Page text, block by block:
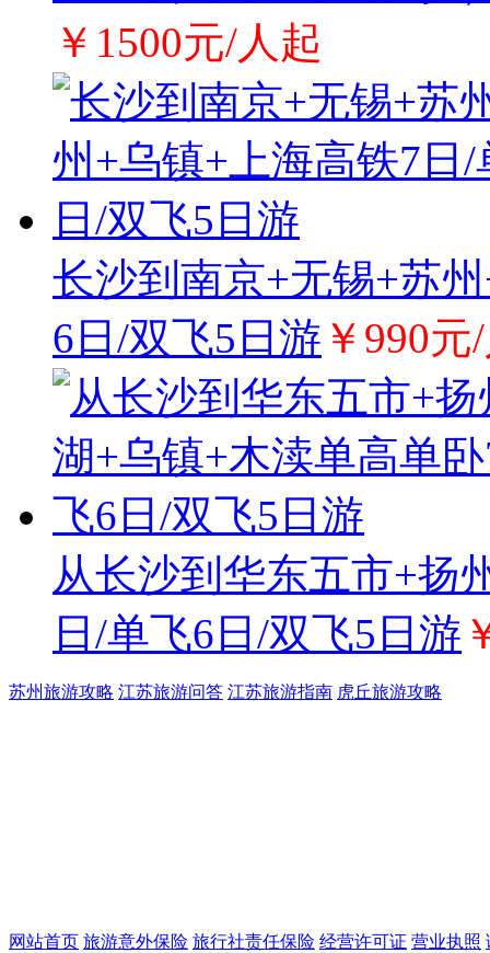
￥1500元/人起
长沙到南京+无锡+苏
6日/双飞5日游 ￥990元
从长沙到华东五市+扬
日/单飞6日/双飞5日游
苏州旅游攻略 江苏旅游问答 江苏旅游指南 虎丘旅游攻略
网站首页 旅游意外保险 旅行社责任保险 经营许可证 营业执照